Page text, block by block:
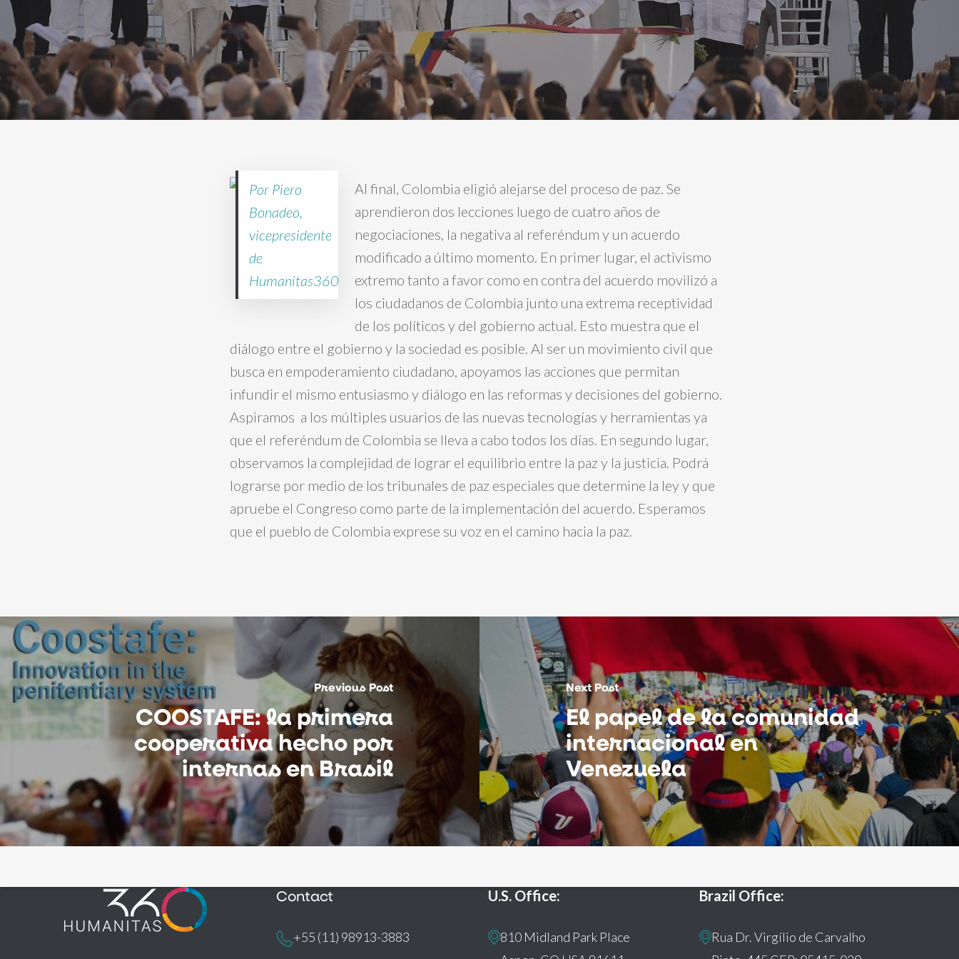
Por Piero
Bonadeo,
vicepresidente
de
Humanitas360
Al final, Colombia eligió alejarse del proceso de paz. Se
aprendieron dos lecciones luego de cuatro años de
negociaciones, la negativa al referéndum y un acuerdo
modificado a último momento. En primer lugar, el activismo
extremo tanto a favor como en contra del acuerdo movilizó a
los ciudadanos de Colombia junto una extrema receptividad
de los políticos y del gobierno actual. Esto muestra que el
diálogo entre el gobierno y la sociedad es posible. Al ser un movimiento civil que
busca en empoderamiento ciudadano, apoyamos las acciones que permitan
infundir el mismo entusiasmo y diálogo en las reformas y decisiones del gobierno.
Aspiramos a los múltiples usuarios de las nuevas tecnologías y herramientas ya
que el referéndum de Colombia se lleva a cabo todos los días. En segundo lugar,
observamos la complejidad de lograr el equilibrio entre la paz y la justicia. Podrá
lograrse por medio de los tribunales de paz especiales que determine la ley y que
apruebe el Congreso como parte de la implementación del acuerdo. Esperamos
que el pueblo de Colombia exprese su voz en el camino hacia la paz.
Previous Post
COOSTAFE: la primera
cooperativa hecho por
internas en Brasil
Next Post
El papel de la comunidad
internacional en
Venezuela
Contact
+55 (11) 98913-3883
U.S. Office:
810 Midland Park Place
Brazil Office:
Rua Dr. Virgílio de Carvalho